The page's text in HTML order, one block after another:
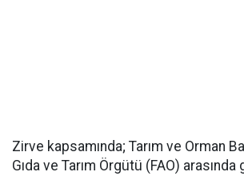
Zirve kapsamında; Tarım ve Orman
Gıda ve Tarım Örgütü (FAO)